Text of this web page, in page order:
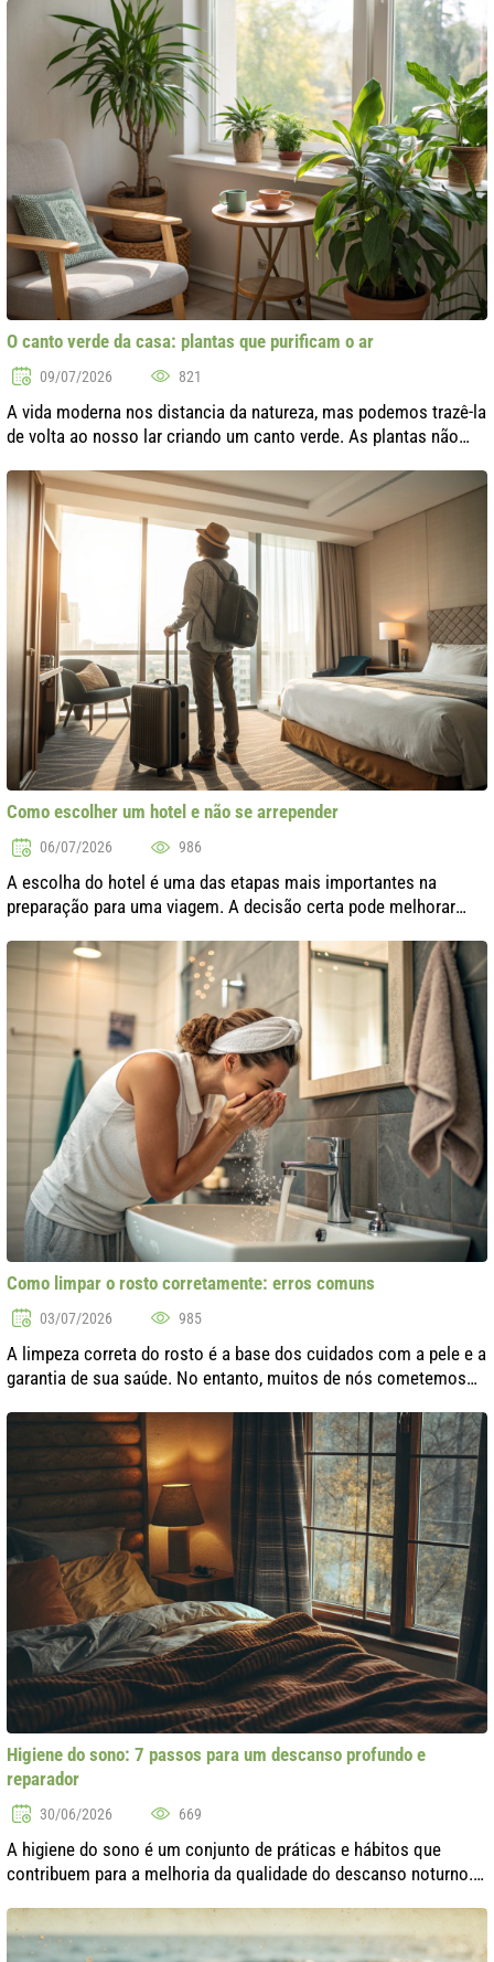
entanto, existem métodos eficazes que..
O canto verde da casa: plantas que purificam o ar
09/07/2026 821
A vida moderna nos distancia da natureza, mas podemos trazê-la
de volta ao nosso lar criando um canto verde. As plantas não
purificar o ar de s..
Como escolher um hotel e não se arrepender
06/07/2026 986
A escolha do hotel é uma das etapas mais importantes na
preparação para uma viagem. A decisão certa pode melhorar
pode resultar em decep..
Como limpar o rosto corretamente: erros comuns
03/07/2026 985
A limpeza correta do rosto é a base dos cuidados com a pele e a
garantia de sua saúde. No entanto, muitos de nós cometemos
Neste artigo, vamos ..
Higiene do sono: 7 passos para um descanso profundo e
reparador
30/06/2026 669
A higiene do sono é um conjunto de práticas e hábitos que
contribuem para a melhoria da qualidade do descanso noturno.
tornaram parte da nossa vida,..